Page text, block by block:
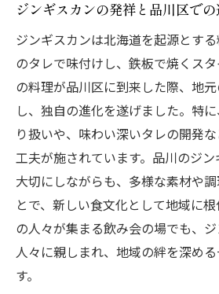
イデア
品川区でのジンギスカン
めスポット
新鮮なラム肉を堪能！品川区
すすめスポット
品川区で人気のジンギス
新鮮なラム肉が楽しめる
品川区で特に評判の高い
ット
ジンギスカンの発祥と品川区で
ジンギスカンは北海道を起源とす
のタレで味付けし、鉄板で焼くス
の料理が品川区に到来した際、地
し、独自の進化を遂げました。特
り扱いや、味わい深いタレの開発
工夫が施されています。品川のジ
大切にしながらも、多様な素材や
とで、新しい食文化として地域に
の人々が集まる飲み会の場でも、
人々に親しまれ、地域の絆を深め
す。